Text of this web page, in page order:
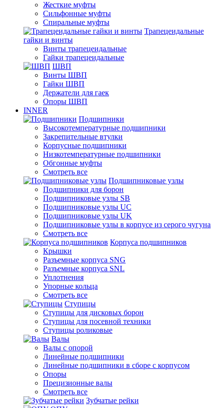
Жесткие муфты
Сильфонные муфты
Спиральные муфты
Трапецеидальные
гайки и винты
Винты трапецеидальные
Гайки трапецеидальные
ШВП
Винты ШВП
Гайки ШВП
Держатели для гаек
Опоры ШВП
INNER
Подшипники
Высокотемпературные подшипники
Закрепительные втулки
Корпусные подшипники
Низкотемпературные подшипники
Обгонные муфты
Смотреть все
Подшипниковые узлы
Подшипники для борон
Подшипниковые узлы SB
Подшипниковые узлы UC
Подшипниковые узлы UK
Подшипниковые узлы в корпусе из серого чугуна
Смотреть все
Корпуса подшипников
Крышки
Разъемные корпуса SNG
Разъемные корпуса SNL
Уплотнения
Упорные кольца
Смотреть все
Ступицы
Ступицы для дисковых борон
Ступицы для посевной техники
Ступицы роликовые
Валы
Валы с опорой
Линейные подшипники
Линейные подшипники в сборе с корпусом
Опоры
Прецизионные валы
Смотреть все
Зубчатые рейки